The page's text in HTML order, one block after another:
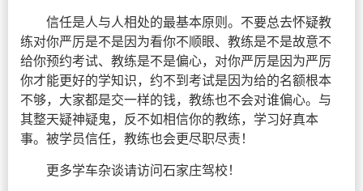
信任是人与人相处的最基本原则。不要总去怀疑教
练对你严厉是不是因为看你不顺眼、教练是不是故意不
给你预约考试、教练是不是偏心，对你严厉是因为严厉
你才能更好的学知识，约不到考试是因为给的名额根本
不够，大家都是交一样的钱，教练也不会对谁偏心。与
其整天疑神疑鬼，反不如相信你的教练，学习好真本
事。被学员信任，教练也会更尽职尽责！
更多学车杂谈请访问石家庄驾校！